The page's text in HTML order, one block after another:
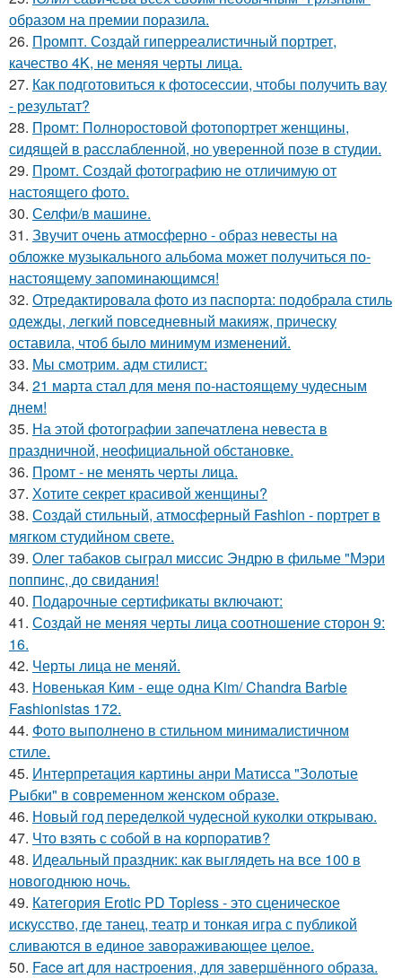
образом на премии поразила.
26. Промпт. Создай гиперреалистичный портрет,
качество 4K, не меняя черты лица.
27. Как подготовиться к фотосессии, чтобы получить вау
- результат?
28. Промт: Полноростовой фотопортрет женщины,
сидящей в расслабленной, но уверенной позе в студии.
29. Промт. Создай фотографию не отличимую от
настоящего фото.
30. Селфи/в машине.
31. Звучит очень атмосферно - образ невесты на
обложке музыкального альбома может получиться по-
настоящему запоминающимся!
32. Отредактировала фото из паспорта: подобрала стиль
одежды, легкий повседневный макияж, прическу
оставила, чтоб было минимум изменений.
33. Мы смотрим. адм стилист:
34. 21 марта стал для меня по-настоящему чудесным
днем!
35. На этой фотографии запечатлена невеста в
праздничной, неофициальной обстановке.
36. Промт - не менять черты лица.
37. Хотите секрет красивой женщины?
38. Создай стильный, атмосферный Fashion - портрет в
мягком студийном свете.
39. Олег табаков сыграл миссис Эндрю в фильме "Мэри
поппинс, до свидания!
40. Подарочные сертификаты включают:
41. Создай не меняя черты лица соотношение сторон 9:
16.
42. Черты лица не меняй.
43. Новенькая Ким - еще одна Kim/ Chandra Barbie
Fashionistas 172.
44. Фото выполнено в стильном минималистичном
стиле.
45. Интерпретация картины анри Матисса "Золотые
Рыбки" в современном женском образе.
46. Новый год переделкой чудесной куколки открываю.
47. Что взять с собой в на корпоратив?
48. Идеальный праздник: как выглядеть на все 100 в
новогоднюю ночь.
49. Категория Erotic PD Topless - это сценическое
искусство, где танец, театр и тонкая игра с публикой
сливаются в единое завораживающее целое.
50. Face art для настроения, для завершённого образа.